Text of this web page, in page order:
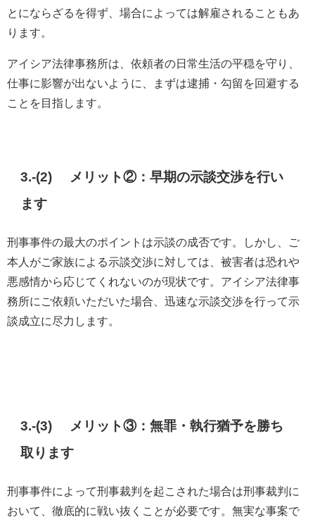
とにならざるを得ず、場合によっては解雇されることもあ
ります。
アイシア法律事務所は、依頼者の日常生活の平穏を守り、
仕事に影響が出ないように、まずは逮捕・勾留を回避する
ことを目指します。
3.-(2) メリット②：早期の示談交渉を行い
ます
刑事事件の最大のポイントは示談の成否です。しかし、ご
本人がご家族による示談交渉に対しては、被害者は恐れや
悪感情から応じてくれないのが現状です。アイシア法律事
務所にご依頼いただいた場合、迅速な示談交渉を行って示
談成立に尽力します。
3.-(3) メリット③：無罪・執行猶予を勝ち
取ります
刑事事件によって刑事裁判を起こされた場合は刑事裁判に
おいて、徹底的に戦い抜くことが必要です。無実な事案で